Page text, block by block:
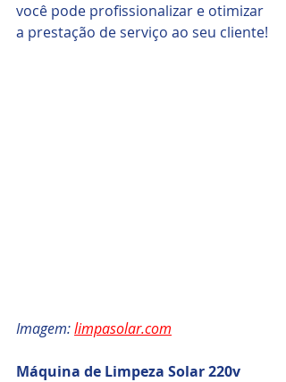
você pode profissionalizar e otimizar
a prestação de serviço ao seu cliente!
Imagem: limpasolar.com
Máquina de Limpeza Solar 220v